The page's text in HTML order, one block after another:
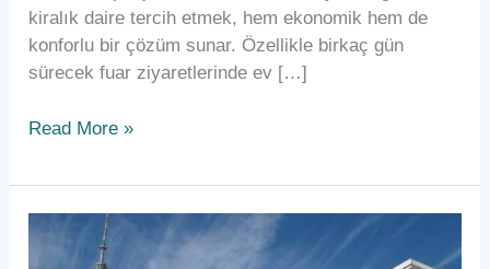
kiralık daire tercih etmek, hem ekonomik hem de
konforlu bir çözüm sunar. Özellikle birkaç gün
sürecek fuar ziyaretlerinde ev […]
Read More »
Tüyap